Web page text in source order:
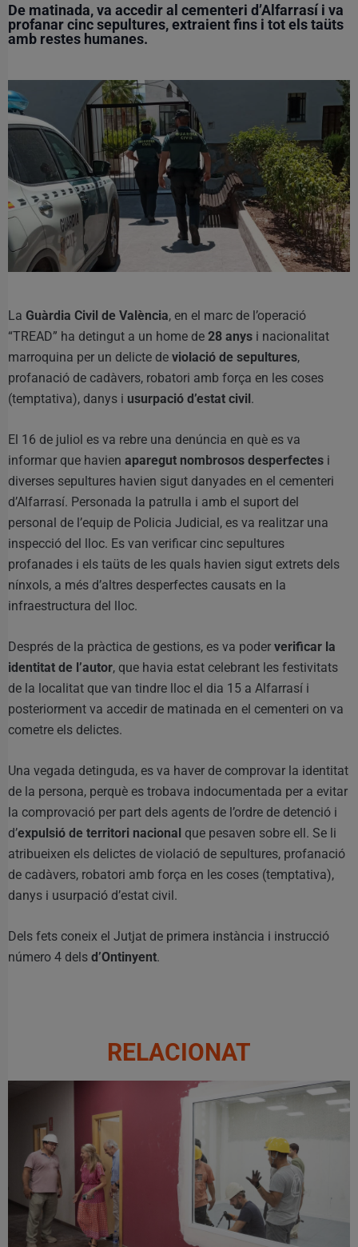
De matinada, va accedir al cementeri d’Alfarrasí i va
profanar cinc sepultures, extraient fins i tot els taüts
amb restes humanes.
La Guàrdia Civil de València, en el marc de l’operació
“TREAD” ha detingut a un home de 28 anys i nacionalitat
marroquina per un delicte de violació de sepultures,
profanació de cadàvers, robatori amb força en les coses
(temptativa), danys i usurpació d’estat civil .
El 16 de juliol es va rebre una denúncia en què es va
informar que havien aparegut nombrosos desperfectes i
diverses sepultures havien sigut danyades en el cementeri
d’Alfarrasí. Personada la patrulla i amb el suport del
personal de l’equip de Policia Judicial, es va realitzar una
inspecció del lloc. Es van verificar cinc sepultures
profanades i els taüts de les quals havien sigut extrets dels
nínxols, a més d’altres desperfectes causats en la
infraestructura del lloc.
Després de la pràctica de gestions, es va poder verificar la
identitat de l’autor, que havia estat celebrant les festivitats
de la localitat que van tindre lloc el dia 15 a Alfarrasí i
posteriorment va accedir de matinada en el cementeri on va
cometre els delictes.
Una vegada detinguda, es va haver de comprovar la identitat
de la persona, perquè es trobava indocumentada per a evitar
la comprovació per part dels agents de l’ordre de detenció i
d’expulsió de territori nacional que pesaven sobre ell. Se li
atribueixen els delictes de violació de sepultures, profanació
de cadàvers, robatori amb força en les coses (temptativa),
danys i usurpació d’estat civil.
Dels fets coneix el Jutjat de primera instància i instrucció
número 4 dels d’Ontinyent.
RELACIONAT